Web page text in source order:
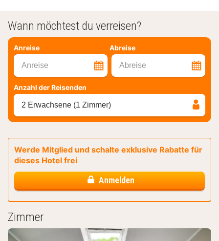
Wann möchtest du verreisen?
Anreise Abreise
Anreise Abreise
Anzahl der Reisenden
2 Erwachsene (1 Zimmer)
Werde Mitglied und schalte exklusive Rabatte für
dieses Hotel frei
Anmelden
Zimmer